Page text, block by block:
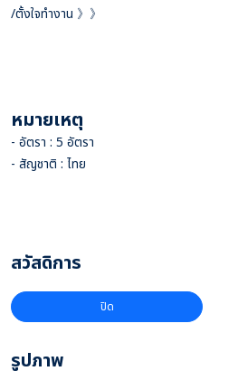
/ตั้งใจทำงาน 》》
หมายเหตุ
- อัตรา : 5 อัตรา
- สัญชาติ : ไทย
สวัสดิการ
ปิด
รูปภาพ